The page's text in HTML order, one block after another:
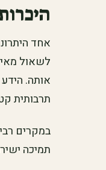
אחד
לשאול
אותה.
תרבותית
במקרים
תמיכה